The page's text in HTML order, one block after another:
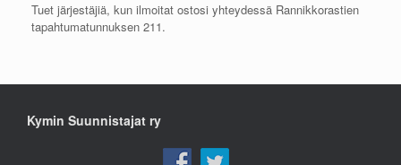
Tuet järjestäjiä, kun ilmoitat ostosi yhteydessä Rannikkorastien
tapahtumatunnuksen 211.
Kymin Suunnistajat ry